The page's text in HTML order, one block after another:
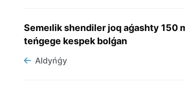
Semeılik shendiler joq aǵashty 150
teńgege kespek bolǵan
Aldyńǵy